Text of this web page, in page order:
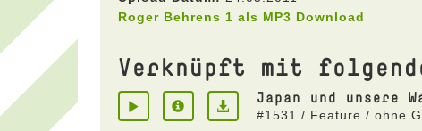
Roger Behrens 1 als MP3 Download
Verknüpft mit
Japan und unsere
#1531 / Feature / ohne